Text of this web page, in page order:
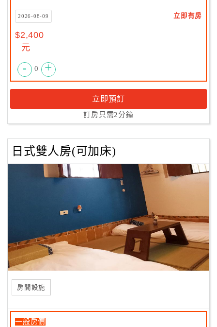
2026-08-09 立即有房
$2,400
元
- 0 +
立即預訂
訂房只需2分鐘
日式雙人房(可加床)
房間設施
一般房價